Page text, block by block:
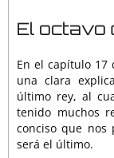
El octavo
En el capítulo 17
una clara
último rey, al
tenido muchos
conciso que nos
será el último.